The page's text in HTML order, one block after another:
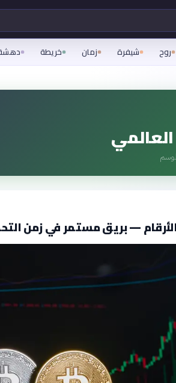
روح شيفرة زمان خريطة
— بريق مستمر في زمن